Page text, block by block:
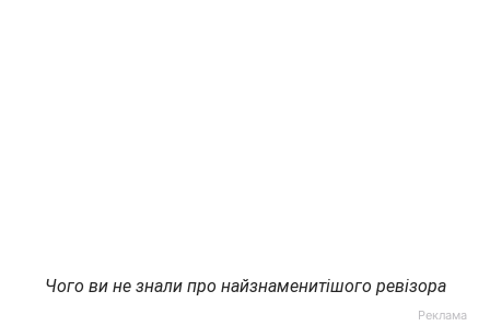
Чого ви не знали про найзнаменитішого ревізора